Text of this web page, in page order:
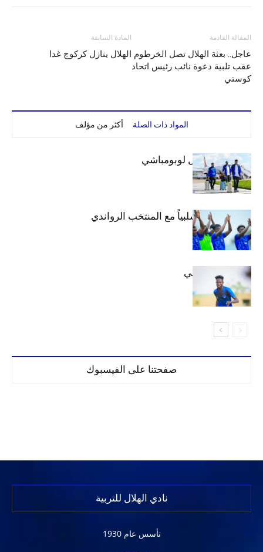
المادة السابقة
الهلال ينازل كركوج غدا
المقالة القادمة
عاجل.. بعثة الهلال تصل الخرطوم
عقب تلبية دعوة نائب رئيس اتحاد
كوستي
المواد ذات الصلة أكثر من مؤلف
بعثة الهلال تصل لوبومباشي
الهلال يتعادل سلبياً مع المنتخب الرواندي
إعدادياً
كنن يصل كيجالي
صفحتنا على الفيسبوك
نادي الهلال للتربية
تأسس عام 1930